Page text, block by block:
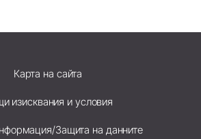
Карта на сайта
изисквания и условия
Защита на данните